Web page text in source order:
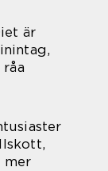
är
mer